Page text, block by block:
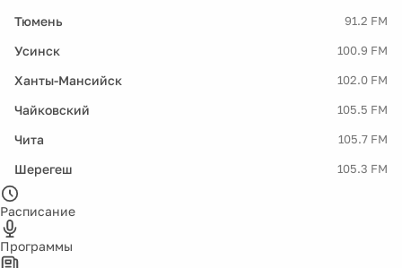
Тюмень 91.2 FM
Усинск 100.9 FM
Ханты-Мансийск 102.0 FM
Чайковский 105.5 FM
Чита 105.7 FM
Шерегеш 105.3 FM
Расписание
Программы